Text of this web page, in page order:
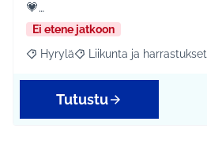
💗…
Ei etene jatkoon
Rajaa tulokset aihepiirin mukaan:
Hyrylä Rajaa tulokset teeman
Liikunta ja harrastukset
Tutustu